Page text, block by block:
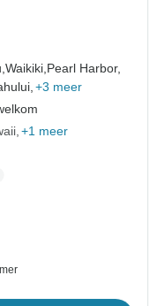
(2026)
Waikiki, Pearl Harbor,
+3 meer
+1 meer